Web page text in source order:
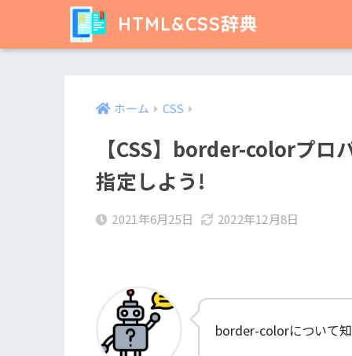
HTML&CSS辞典
ホーム CSS
【CSS】border-colorプロ
指定しよう!
2021年6月25日 2022年12月8日
border-colorについて